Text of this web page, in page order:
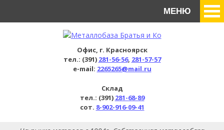
Офис, г. Красноярск
тел.: (391) 281-56-56, 281-57-57
e-mail: 2265265@mail.ru
Склад
тел.: (391) 281-68-89
сот. 8-902-916-09-41
МЕНЮ